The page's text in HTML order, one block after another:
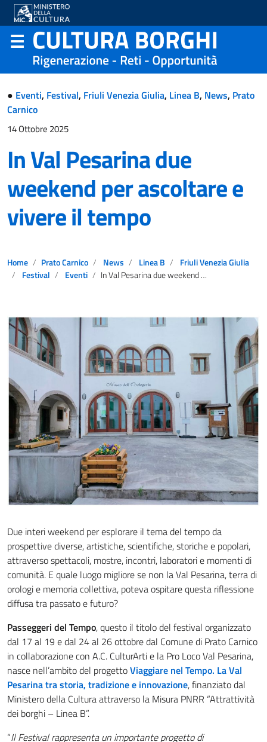
● Eventi, Festival, Friuli Venezia Giulia, Linea B, News, Prato
Carnico
14 Ottobre 2025
In Val Pesarina due
weekend per ascoltare e
vivere il tempo
Home Prato Carnico News Linea B
Friuli Venezia Giulia
Festival
Eventi In Val Pesarina due weekend per ascoltare e vivere il tempo
Due interi weekend per esplorare il tema del tempo da
prospettive diverse, artistiche, scientifiche, storiche e popolari,
attraverso spettacoli, mostre, incontri, laboratori e momenti di
comunità. E quale luogo migliore se non la Val Pesarina, terra di
orologi e memoria collettiva, poteva ospitare questa riflessione
diffusa tra passato e futuro?
Passeggeri del Tempo, questo il titolo del festival organizzato
dal 17 al 19 e dal 24 al 26 ottobre dal Comune di Prato Carnico
in collaborazione con A.C. CulturArti e la Pro Loco Val Pesarina,
nasce nell’ambito del progettoViaggiare nel Tempo. La Val
Pesarina tra storia, tradizione e innovazione, finanziato dal
Ministero della Cultura attraverso la Misura PNRR “Attrattività
dei borghi – Linea B”.
“Il Festival rappresenta un importante progetto di